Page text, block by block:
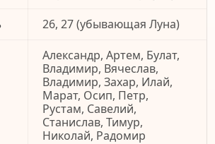
26, 27 (убывающая Луна)
Александр, Артем, Булат,
Владимир, Вячеслав,
Владимир, Захар, Илай,
Марат, Осип, Петр,
Рустам, Савелий,
Станислав, Тимур,
Николай, Радомир